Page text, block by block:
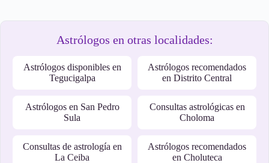
Astrólogos en otras localidades:
Astrólogos disponibles en
Tegucigalpa
Astrólogos recomendados
en Distrito Central
Astrólogos en San Pedro
Sula
Consultas astrológicas en
Choloma
Consultas de astrología en
La Ceiba
Astrólogos recomendados
en Choluteca